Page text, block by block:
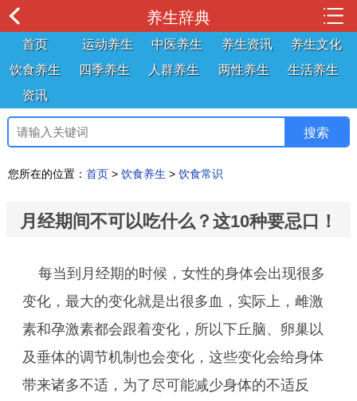
养生辞典
首页 运动养生 中医养生 养生资讯
养生文化
饮食养生
四季养生 人群养生 两性养生
生活养生
资讯
您所在的位置： 首页 > 饮食养生 > 饮食常识
月经期间不可以吃什么？这10种要忌口！
每当到月经期的时候，女性的身体会出现很多
变化，最大的变化就是出很多血，实际上，雌激
素和孕激素都会跟着变化，所以下丘脑、卵巢以
及垂体的调节机制也会变化，这些变化会给身体
带来诸多不适，为了尽可能减少身体的不适反